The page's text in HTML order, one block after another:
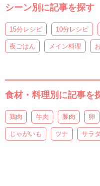
シーン別に記事を探す
15分レシピ 10分レシピ
夜ごはん メイン料理
食材・料理別に記事を
鶏肉 牛肉 豚肉 卵
じゃがいも ツナ サラ